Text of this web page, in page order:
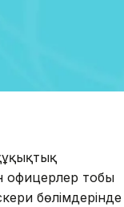
офицерлер тобы
бөлімдерінде